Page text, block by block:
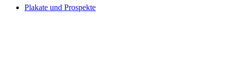
Plakate und Prospekte